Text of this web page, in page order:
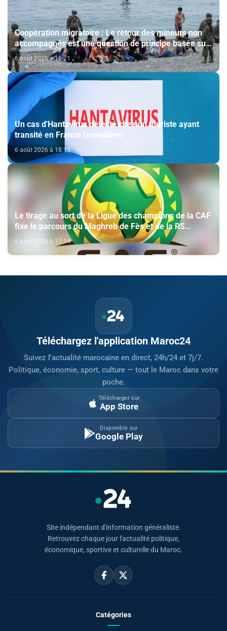
Coopération migratoire : Le retour des mineurs non
accompagnés est une question de principe basée sur
les Hautes Instructions Royales (source diplomatique)
6 août 2026 à 19:21
Un cas d'Hantavirus détecté chez un touriste ayant
transité en France (ministère)
6 août 2026 à 18:15
Le tirage au sort de la Ligue des champions de la CAF
fixe le parcours du Maghreb de Fès et de la RS
Berkane
6 août 2026 à 17:14
Téléchargez l'application Maroc24
Suivez l'actualité marocaine en direct, 24h/24 et 7j/7.
Politique, économie, sport, culture — tout le Maroc dans votre
poche.
Télécharger sur
App Store
Disponible sur
Google Play
Site indépendant d'information généraliste.
Retrouvez chaque jour l'actualité politique,
économique, sportive et culturelle du Maroc.
Catégories